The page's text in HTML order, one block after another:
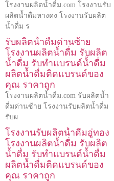
โรงงานผลิตน้ำดื่ม.com โรงงานรับ
ผลิตน้ำดื่มหางดง โรงงานรับผลิต
น้ำดื่ม ร
รับผลิตน้ำดื่มด่านซ้าย
โรงงานผลิตน้ำดื่ม รับผลิต
น้ำดื่ม รับทำแบรนด์น้ำดื่ม
ผลิตน้ำดื่มติดแบรนด์ของ
คุณ ราคาถูก
โรงงานผลิตน้ำดื่ม.com รับผลิตน้ำ
ดื่มด่านซ้าย โรงงานรับผลิตน้ำดื่ม
รับผ
โรงงานรับผลิตน้ำดื่มอู่ทอง
โรงงานผลิตน้ำดื่ม รับผลิต
น้ำดื่ม รับทำแบรนด์น้ำดื่ม
ผลิตน้ำดื่มติดแบรนด์ของ
คุณ ราคาถูก